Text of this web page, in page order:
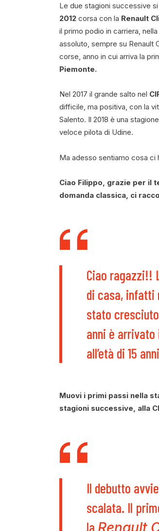
Le due stagioni successive
2012 corsa con la Renault
il primo podio in carriera,
assoluto, sempre su Renault
corse, anno in cui arriva la
Piemonte.
Nel 2017 il grande salto nel
difficile, ma positiva, con la
Salento. Il 2018 è una
veloce pilota di Udine.
Ma adesso sentiamo cosa ci
Ciao Filippo, grazie per il
domanda classica, ci
Ciao ragazzi!!
di casa, infatti
stato
anni è
all’età di 15
Muovi i primi passi nella
stagioni successive, alla
Il debutto
scalata. Il
la Renault